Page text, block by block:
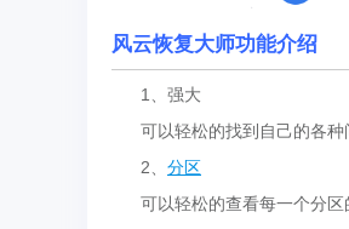
风云恢复大师功能介绍
1、强大
可以轻松的找到自己的各种
2、 分区
可以轻松的查看每一个分区